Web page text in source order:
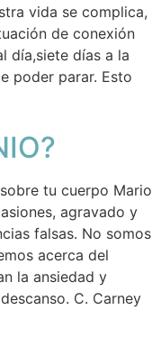
vida se complica,
de conexión
día,siete días a la
poder parar. Esto
tu cuerpo Mario
agravado y
falsas. No somos
acerca del
la ansiedad y
C. Carney